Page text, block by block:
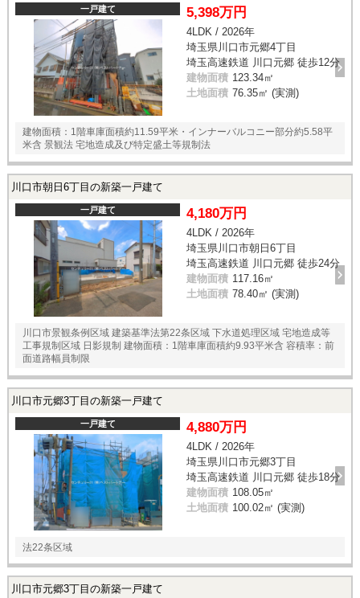
一戸建て 5,398万円
4LDK / 2026年
埼玉県川口市元郷4丁目
埼玉高速鉄道 川口元郷 徒歩12分
建物面積 123.34㎡
土地面積 76.35㎡ (実測)
建物面積：1階車庫面積約11.59平米・インナーバルコニー部分約5.58平
米含 景観法 宅地造成及び特定盛土等規制法
川口市朝日6丁目の新築一戸建て
一戸建て 4,180万円
4LDK / 2026年
埼玉県川口市朝日6丁目
埼玉高速鉄道 川口元郷 徒歩24分
建物面積 117.16㎡
土地面積 78.40㎡ (実測)
川口市景観条例区域 建築基準法第22条区域 下水道処理区域 宅地造成等
工事規制区域 日影規制 建物面積：1階車庫面積約9.93平米含 容積率：前
面道路幅員制限
川口市元郷3丁目の新築一戸建て
一戸建て 4,880万円
4LDK / 2026年
埼玉県川口市元郷3丁目
埼玉高速鉄道 川口元郷 徒歩18分
建物面積 108.05㎡
土地面積 100.02㎡ (実測)
法22条区域
川口市元郷3丁目の新築一戸建て